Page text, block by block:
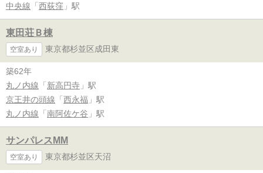
中央線 「 西荻窪 」駅
東田荘Ｂ棟
空室あり 東京都杉並区成田東
築62年
丸ノ内線 「 新高円寺 」駅
京王井の頭線 「 西永福 」駅
丸ノ内線 「 南阿佐ケ谷 」駅
サンパレスMM
空室あり 東京都杉並区天沼